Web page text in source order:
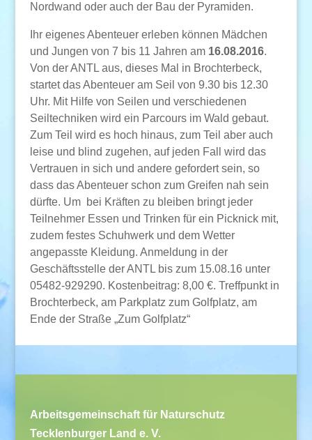
Nordwand oder auch der Bau der Pyramiden.
Ihr eigenes Abenteuer erleben können Mädchen
und Jungen von 7 bis 11 Jahren am 16.08.2016.
Von der ANTL aus, dieses Mal in Brochterbeck,
startet das Abenteuer am Seil von 9.30 bis 12.30
Uhr. Mit Hilfe von Seilen und verschiedenen
Seiltechniken wird ein Parcours im Wald gebaut.
Zum Teil wird es hoch hinaus, zum Teil aber auch
leise und blind zugehen, auf jeden Fall wird das
Vertrauen in sich und andere gefordert sein, so
dass das Abenteuer schon zum Greifen nah sein
dürfte. Um bei Kräften zu bleiben bringt jeder
Teilnehmer Essen und Trinken für ein Picknick mit,
zudem festes Schuhwerk und dem Wetter
angepasste Kleidung. Anmeldung in der
Geschäftsstelle der ANTL bis zum 15.08.16 unter
05482-929290. Kostenbeitrag: 8,00 €. Treffpunkt in
Brochterbeck, am Parkplatz zum Golfplatz, am
Ende der Straße „Zum Golfplatz“
Arbeitsgemeinschaft für Naturschutz
Tecklenburger Land e. V.